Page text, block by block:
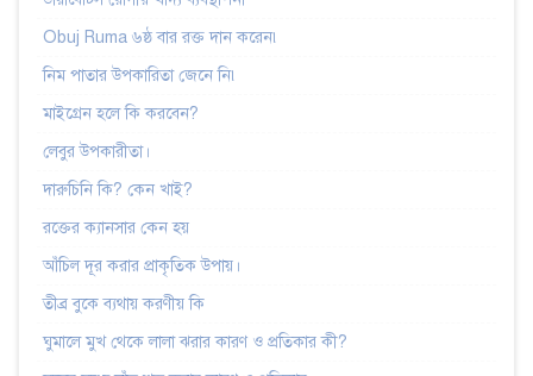
Obuj Ruma ৬ষ্ঠ বার রক্ত দান করেন৷
নিম পাতার উপকারিতা জেনে নি৷
মাইগ্রেন হলে কি করবেন?
লেবুর উপকারীতা।
দারুচিনি কি? কেন খাই?
রক্তের ক্যানসার কেন হয়
আঁচিল দূর করার প্রাকৃতিক উপায়।
তীব্র বুকে ব্যথায় করণীয় কি
ঘুমালে মুখ থেকে লালা ঝরার কারণ ও প্রতিকার কী?